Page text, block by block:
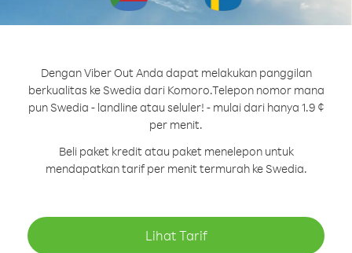
Dengan Viber Out Anda dapat melakukan panggilan
berkualitas ke Swedia dari Komoro.Telepon nomor mana
pun Swedia - landline atau seluler! - mulai dari hanya 1.9 ¢
per menit.
Beli paket kredit atau paket menelepon untuk
mendapatkan tarif per menit termurah ke Swedia.
Lihat Tarif